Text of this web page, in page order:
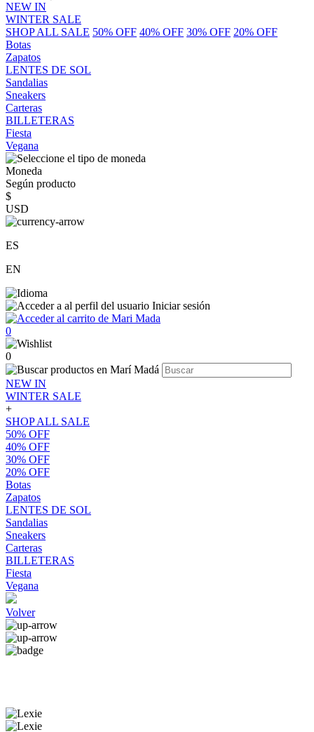
NEW IN
WINTER SALE
SHOP ALL SALE 50% OFF 40% OFF 30% OFF 20% OFF
Botas
Zapatos
LENTES DE SOL
Sandalias
Sneakers
Carteras
BILLETERAS
Fiesta
Vegana
Moneda
Según producto
$
USD
ES
EN
Iniciar sesión
0
0
NEW IN
WINTER SALE
+
SHOP ALL SALE
50% OFF
40% OFF
30% OFF
20% OFF
Botas
Zapatos
LENTES DE SOL
Sandalias
Sneakers
Carteras
BILLETERAS
Fiesta
Vegana
Volver